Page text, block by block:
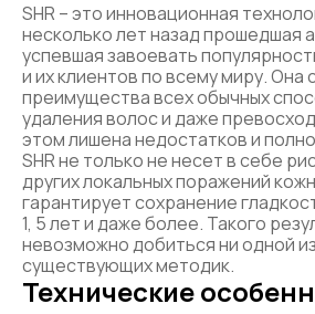
SHR – это инновационная
несколько лет назад прошедшая
успевшая завоевать
и их клиентов по всему миру. Она
преимущества всех обычных
удаления волос и даже
этом лишена недостатков и
SHR не только не несет в себе
других локальных поражений
гарантирует сохранение
1, 5 лет и даже более. Такого
невозможно добиться ни одной
существующих методик.
Технические